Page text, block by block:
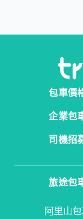
包車價
企業包
司機招
旅途包
阿里山